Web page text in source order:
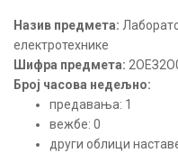
Назив предмета:
електротехнике
Шифра предмета:
Број часова недељно:
предавања: 1
вежбе: 0
други облици